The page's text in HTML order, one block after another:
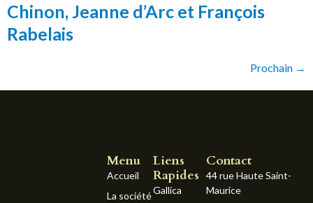
Chinon, Jeanne d’Arc et François
Rabelais
Prochain →
Liens
Rapides
Gallica
Menu
Accueil
La société
Contact
44 rue Haute Saint-
Maurice